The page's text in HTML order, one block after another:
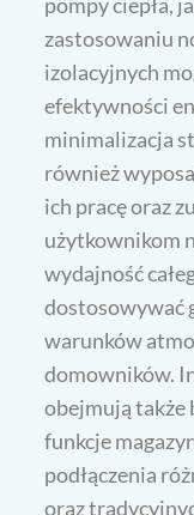
zastosowaniu
izolacyjnych
efektywności
minimalizacja
również
ich pracę oraz
użytkownikom
wydajność
dostosowywać
warunków
domowników.
obejmują także
funkcje
podłączenia
oraz